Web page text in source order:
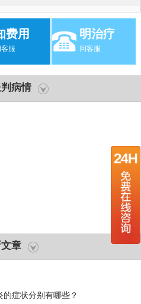
费用
服
明治疗
问客服
病情
章
症状分别有哪些？